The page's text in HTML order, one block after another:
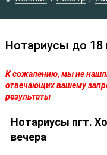
Нотариусы до 18
К сожалению, мы не
отвечающих вашему
результаты
Нотариусы пгт.
вечера